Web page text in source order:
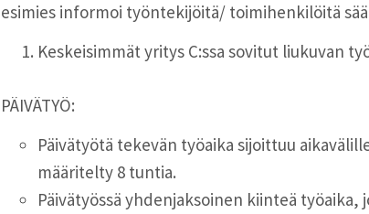
esimies informoi työntekijöitä/ toimihenkilöitä
Keskeisimmät yritys C:ssa sovitut liukuvan
PÄIVÄTYÖ:
Päivätyötä tekevän työaika sijoittuu
määritelty 8 tuntia.
Päivätyössä yhdenjaksoinen kiinteä